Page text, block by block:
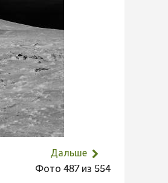
Дальше
Фото 487 из 554